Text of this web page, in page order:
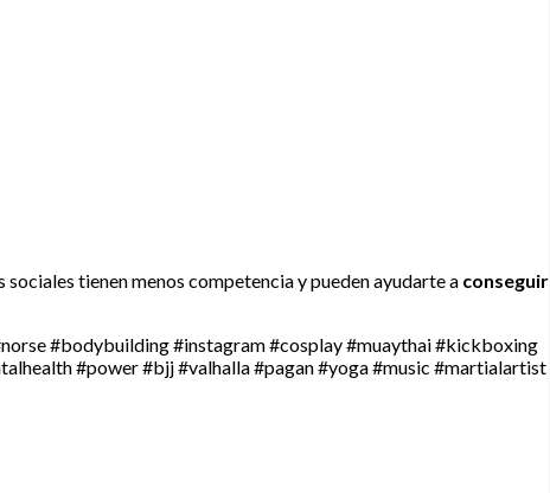
sociales tienen menos competencia y pueden ayudarte a conseguir
#bodybuilding #instagram #cosplay #muaythai #kickboxing
#power #bjj #valhalla #pagan #yoga #music #martialartist